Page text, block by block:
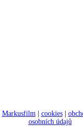
Markusfilm| cookies|
osobních údajů